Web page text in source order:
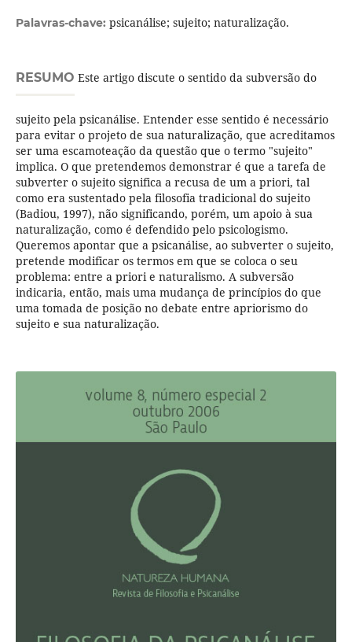
Palavras-chave: psicanálise; sujeito; naturalização.
RESUMO Este artigo discute o sentido da subversão do
sujeito pela psicanálise. Entender esse sentido é necessário
para evitar o projeto de sua naturalização, que acreditamos
ser uma escamoteação da questão que o termo "sujeito"
implica. O que pretendemos demonstrar é que a tarefa de
subverter o sujeito significa a recusa de um a priori, tal
como era sustentado pela filosofia tradicional do sujeito
(Badiou, 1997), não significando, porém, um apoio à sua
naturalização, como é defendido pelo psicologismo.
Queremos apontar que a psicanálise, ao subverter o sujeito,
pretende modificar os termos em que se coloca o seu
problema: entre a priori e naturalismo. A subversão
indicaria, então, mais uma mudança de princípios do que
uma tomada de posição no debate entre apriorismo do
sujeito e sua naturalização.